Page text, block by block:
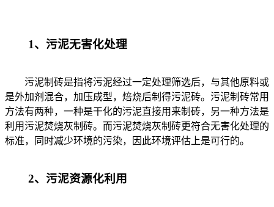
1、污泥无害化处理
污泥制砖是指将污泥经过一定处理筛选后，与其他原料或
是外加剂混合，加压成型，焙烧后制得污泥砖。污泥制砖常用
方法有两种，一种是干化的污泥直接用来制砖，另一种方法是
利用污泥焚烧灰制砖。而污泥焚烧灰制砖更符合无害化处理的
标准，同时减少环境的污染，因此环境评估上是可行的。
2、污泥资源化利用